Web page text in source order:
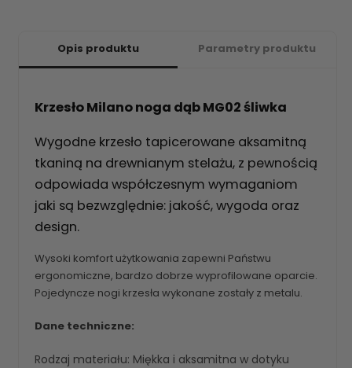
Opis produktu Parametry produktu
Krzesło Milano noga dąb MG02 śliwka
Wygodne krzesło tapicerowane aksamitną
tkaniną na drewnianym stelażu, z pewnością
odpowiada współczesnym wymaganiom
jaki są bezwzględnie: jakość, wygoda oraz
design.
Wysoki komfort użytkowania zapewni Państwu
ergonomiczne, bardzo dobrze wyprofilowane oparcie.
Pojedyncze nogi krzesła wykonane zostały z metalu.
Dane techniczne:
Rodzaj materiału: Miękka i aksamitna w dotyku